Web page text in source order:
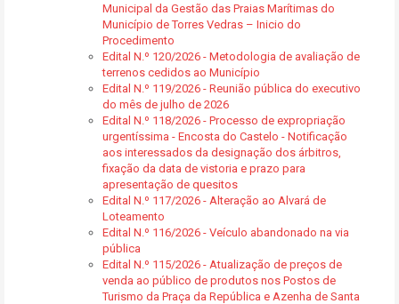
Municipal da Gestão das Praias Marítimas do
Município de Torres Vedras – Inicio do
Procedimento
Edital N.º 120/2026 - Metodologia de avaliação de
terrenos cedidos ao Município
Edital N.º 119/2026 - Reunião pública do executivo
do mês de julho de 2026
Edital N.º 118/2026 - Processo de expropriação
urgentíssima - Encosta do Castelo - Notificação
aos interessados da designação dos árbitros,
fixação da data de vistoria e prazo para
apresentação de quesitos
Edital N.º 117/2026 - Alteração ao Alvará de
Loteamento
Edital N.º 116/2026 - Veículo abandonado na via
pública
Edital N.º 115/2026 - Atualização de preços de
venda ao público de produtos nos Postos de
Turismo da Praça da República e Azenha de Santa